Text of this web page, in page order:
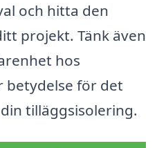
och hitta den
projekt. Tänk även
hos
betydelse för det
tilläggsisolering.